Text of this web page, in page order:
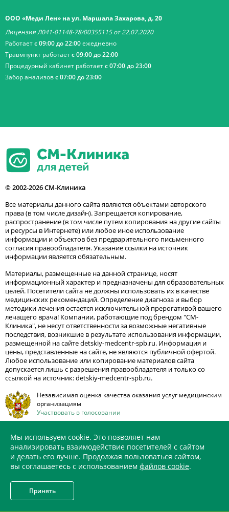
ООО «Меди Лен» на ул. Маршала Захарова, д. 20
Лицензия Л041-01148-78/00355115 от 22.07.2020
Работаетс 09:00 до 22:00ежедневно
Травмпункт работаетс 09:00 до 22:00
Процедурный кабинет работаетс 07:00 до 23:00
Забор анализовс 07:00 до 23:00
© 2002-2026 СМ-Клиника
Все материалы данного сайта являются объектами авторского
права (в том числе дизайн). Запрещается копирование,
распространение (в том числе путем копирования на другие сайты
и ресурсы в Интернете) или любое иное использование
информации и объектов без предварительного письменного
согласия правообладателя. Указание ссылки на источник
информации является обязательным.
Материалы, размещенные на данной странице, носят
информационный характер и предназначены для образовательных
целей. Посетители сайта не должны использовать их в качестве
медицинских рекомендаций. Определение диагноза и выбор
методики лечения остается исключительной прерогативой вашего
лечащего врача! Компании, работающие под брендом "СМ-
Клиника", не несут ответственности за возможные негативные
последствия, возникшие в результате использования информации,
размещенной на сайте detskiy-medcentr-spb.ru. Информация и
цены, представленные на сайте, не являются публичной офертой.
Любое использование или копирование материалов сайта
допускается лишь с разрешения правообладателя и только со
ссылкой на источник: detskiy-medcentr-spb.ru.
Независимая оценка качества оказания услуг медицинским
организациям
Участвовать в голосовании
ИМЕЮТСЯ ПРОТИВОПОКАЗАНИЯ. НЕОБХОДИМО
ПРОКОНСУЛЬТИРОВАТЬСЯ СО СПЕЦИАЛИСТОМ
Мы используем cookie. Это позволяет нам
анализировать взаимодействие посетителей с сайтом
и делать его лучше. Продолжая пользоваться сайтом,
вы соглашаетесь с использованием файлов cookie.
Принять